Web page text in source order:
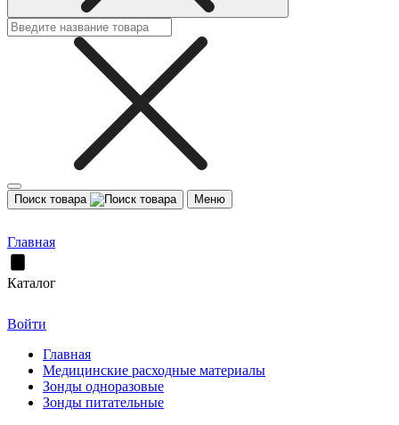
Поиск товара Меню
Главная
Каталог
Войти
Главная
Медицинские расходные материалы
Зонды одноразовые
Зонды питательные